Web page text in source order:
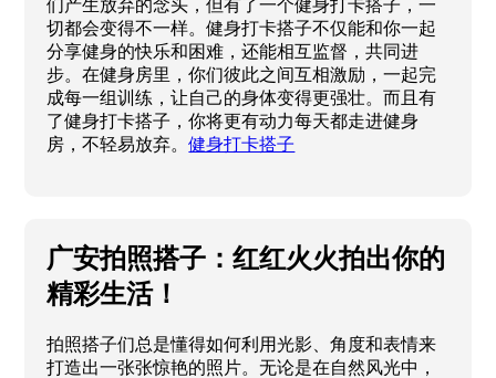
们产生放弃的念头，但有了一个健身打卡搭子，一
切都会变得不一样。健身打卡搭子不仅能和你一起
分享健身的快乐和困难，还能相互监督，共同进
步。在健身房里，你们彼此之间互相激励，一起完
成每一组训练，让自己的身体变得更强壮。而且有
了健身打卡搭子，你将更有动力每天都走进健身
房，不轻易放弃。健身打卡搭子
广安拍照搭子：红红火火拍出你的
精彩生活！
拍照搭子们总是懂得如何利用光影、角度和表情来
打造出一张张惊艳的照片。无论是在自然风光中，